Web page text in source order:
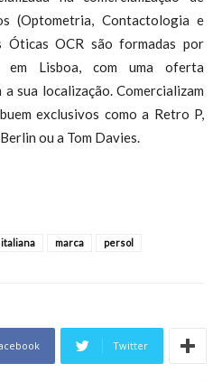
(Optometria, Contactologia e
Óticas OCR são formadas por
em Lisboa, com uma oferta
sua localização. Comercializam
exclusivos como a Retro P,
ou a Tom Davies.
italiana marca persol
Twitter